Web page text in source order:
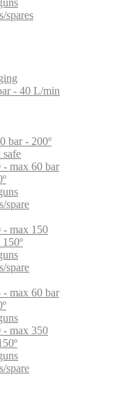
spares
- 40 L/min
bar - 200º
safe
- max 60 bar
spare
- max 150
spare
- max 60 bar
- max 350
spare